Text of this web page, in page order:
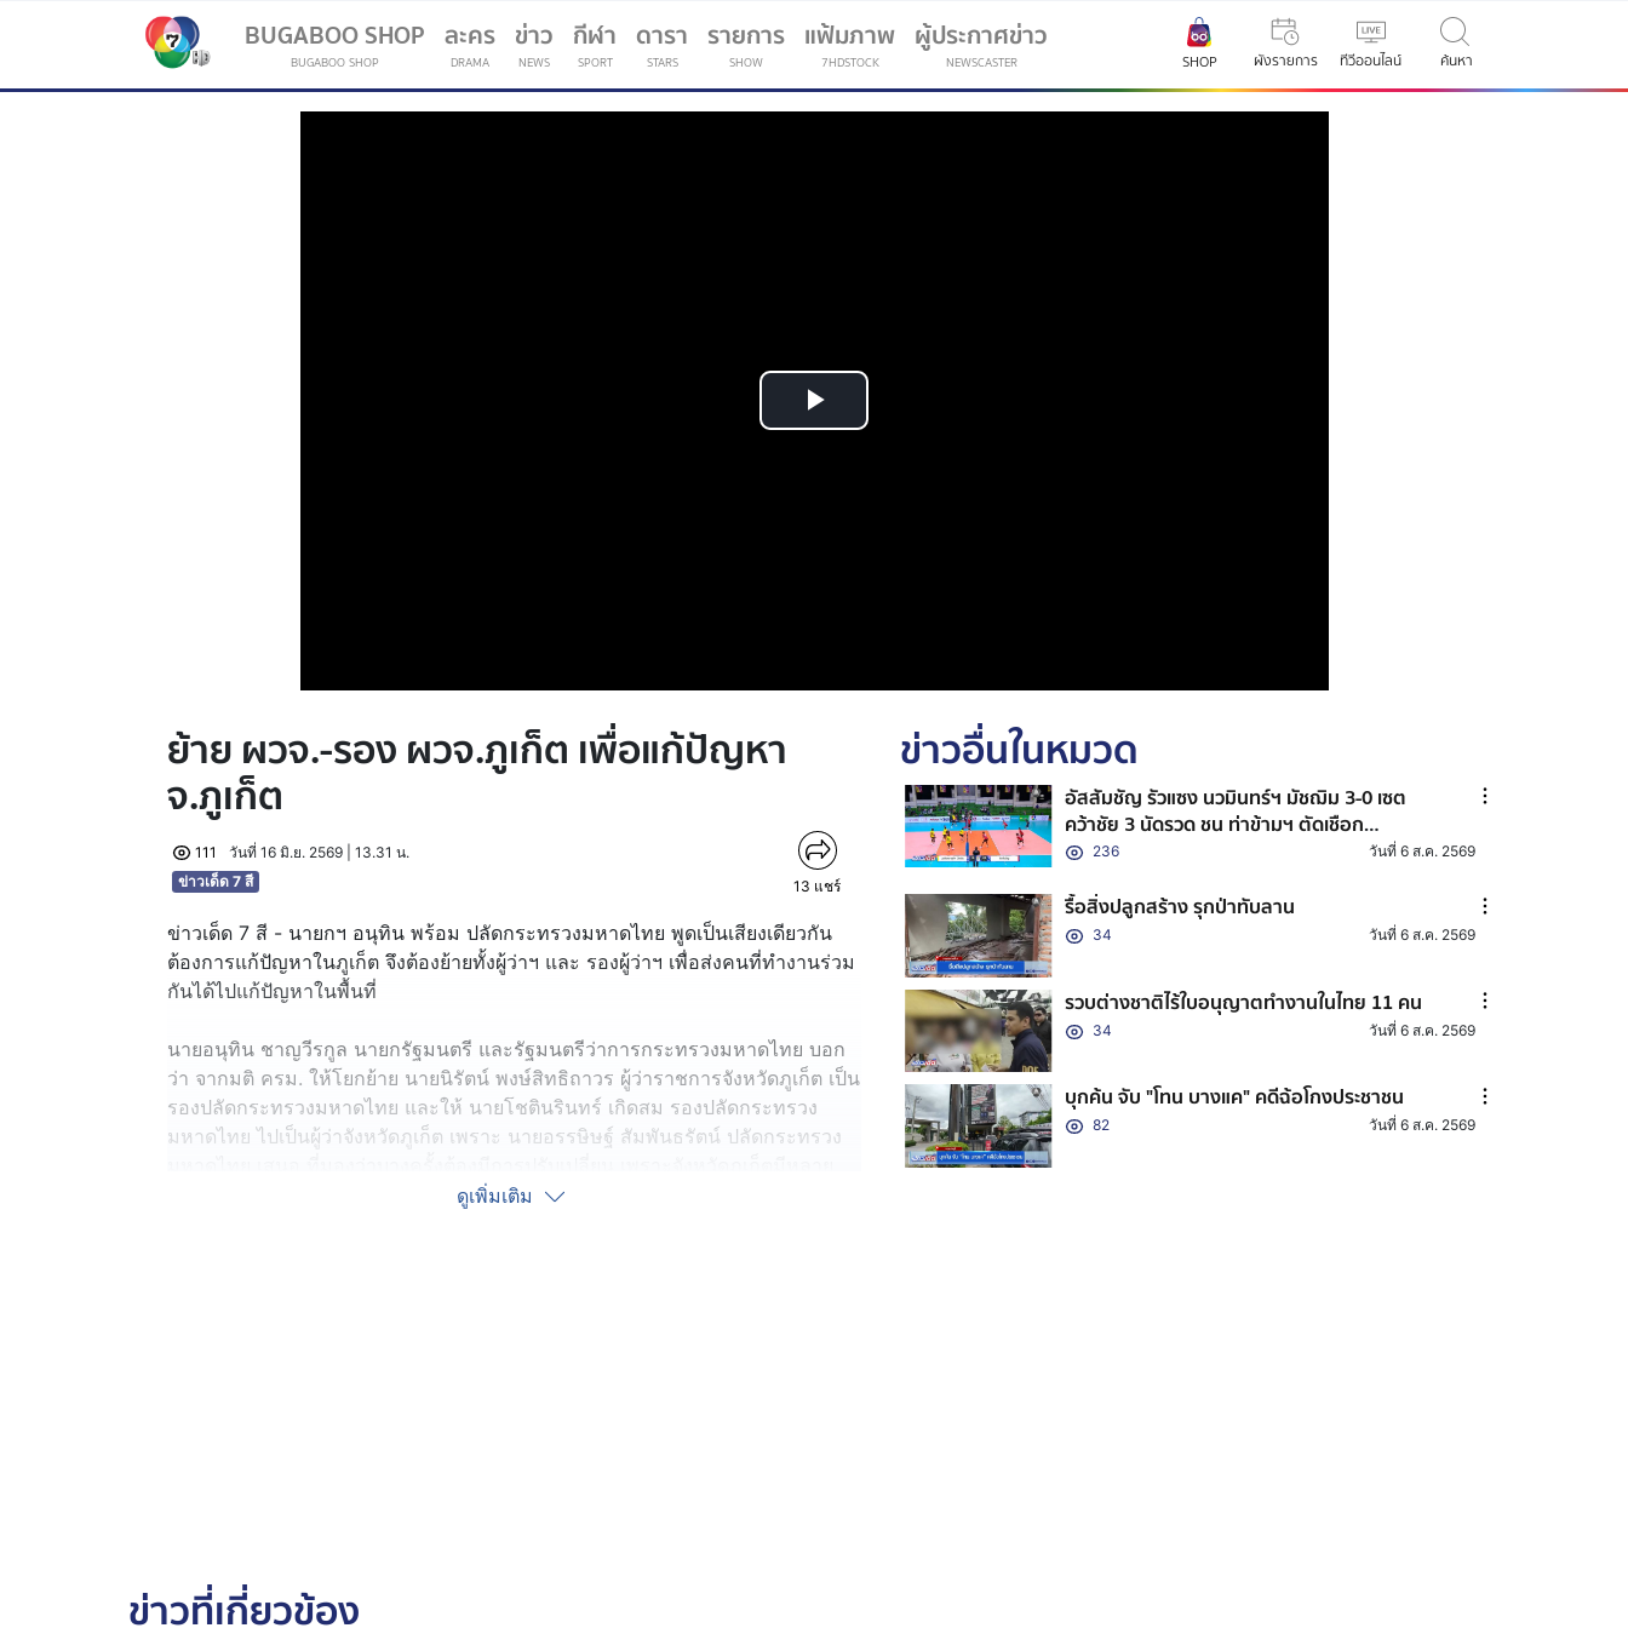
BUGABOO SHOP
BUGABOO SHOP
ละคร
DRAMA
ข่าว
NEWS
กีฬา
SPORT
(current)
ดารา
STARS
รายการ
SHOW
แฟ้มภาพ
7HDSTOCK
ผู้ประกาศข่าว
NEWSCASTER SHOP ผังรายการ ทีวีออนไลน์ ค้นหา
Play
ย้าย ผวจ.-รอง ผวจ.ภูเก็ต เพื่อแก้ปัญหา
จ.ภูเก็ต
111
วันที่ 16 มิ.ย. 2569 | 13.31 น.
ข่าวเด็ด 7 สี
13 แชร์
ข่าวเด็ด 7 สี - นายกฯ อนุทิน พร้อม ปลัดกระทรวงมหาดไทย พูดเป็นเสียงเดียวกัน
ต้องการแก้ปัญหาในภูเก็ต จึงต้องย้ายทั้งผู้ว่าฯ และ รองผู้ว่าฯ เพื่อส่งคนที่ทำงานร่วม
กันได้ไปแก้ปัญหาในพื้นที่
นายอนุทิน ชาญวีรกูล นายกรัฐมนตรี และรัฐมนตรีว่าการกระทรวงมหาดไทย บอก
ว่า จากมติ ครม. ให้โยกย้าย นายนิรัตน์ พงษ์สิทธิถาวร ผู้ว่าราชการจังหวัดภูเก็ต เป็น
รองปลัดกระทรวงมหาดไทย และให้ นายโชตินรินทร์ เกิดสม รองปลัดกระทรวง
มหาดไทย ไปเป็นผู้ว่าจังหวัดภูเก็ต เพราะ นายอรรษิษฐ์ สัมพันธรัตน์ ปลัดกระทรวง
เรื่องแก้ไข เมื่อเกิดเรื่องขึ้นก็มีการแฉกันไปมา ดังนั้นจึงทำงานด้วยกันไม่ได้ จึงต้อง
ดูเพิ่มเติม
ข่าวอื่นในหมวด
อัสสัมชัญ รัวแซง นวมินทร์ฯ มัชฌิม 3-0 เซต
คว้าชัย 3 นัดรวด ชน ท่าข้ามฯ ตัดเชือก
วอลเลย์บอลแชมป์ 7HD
236 วันที่ 6 ส.ค. 2569
รื้อสิ่งปลูกสร้าง รุกป่าทับลาน
34 วันที่ 6 ส.ค. 2569
รวบต่างชาติไร้ใบอนุญาตทำงานในไทย 11 คน
34 วันที่ 6 ส.ค. 2569
บุกค้น จับ "โทน บางแค" คดีฉ้อโกงประชาชน
82 วันที่ 6 ส.ค. 2569
ข่าวที่เกี่ยวข้อง